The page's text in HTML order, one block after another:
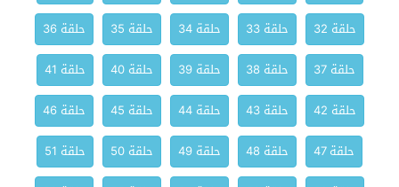
حلقة 32
حلقة 33 حلقة 34 حلقة 35
حلقة 36
حلقة 37
حلقة 38 حلقة 39 حلقة 40
حلقة 41
حلقة 42
حلقة 43 حلقة 44 حلقة 45
حلقة 46
حلقة 47
حلقة 48 حلقة 49 حلقة 50
حلقة 51